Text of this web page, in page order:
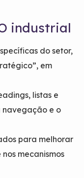
industrial
do setor,
em
listas e
navegação e o
para melhorar
mecanismos